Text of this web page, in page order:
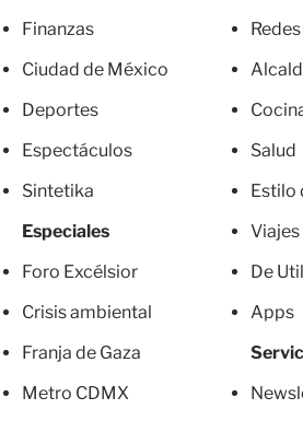
Finanzas
Ciudad de México
Deportes
Espectáculos
Sintetika
Especiales
Foro Excélsior
Crisis ambiental
Franja de Gaza
Metro CDMX
Salud
Estilo
Viajes
De
Apps